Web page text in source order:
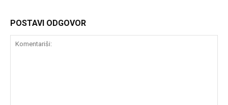
POSTAVI ODGOVOR